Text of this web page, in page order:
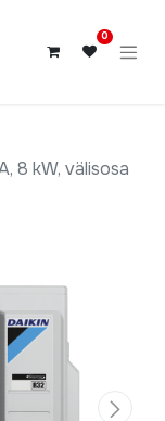
0
8 kW, välisosa